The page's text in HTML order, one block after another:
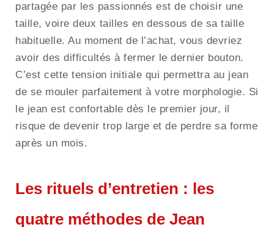
partagée par les passionnés est de choisir une
taille, voire deux tailles en dessous de sa taille
habituelle. Au moment de l’achat, vous devriez
avoir des difficultés à fermer le dernier bouton.
C’est cette tension initiale qui permettra au jean
de se mouler parfaitement à votre morphologie. Si
le jean est confortable dès le premier jour, il
risque de devenir trop large et de perdre sa forme
après un mois.
Les rituels d’entretien : les
quatre méthodes de Jean